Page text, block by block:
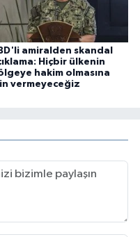
amiralden skandal
Hiçbir ülkenin
hakim olmasına
vermeyeceğiz